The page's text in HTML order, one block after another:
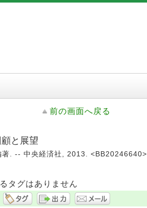
前の画面へ戻る
と展望
著. -- 中央経済社, 2013. <BB20246640>
タグはありません